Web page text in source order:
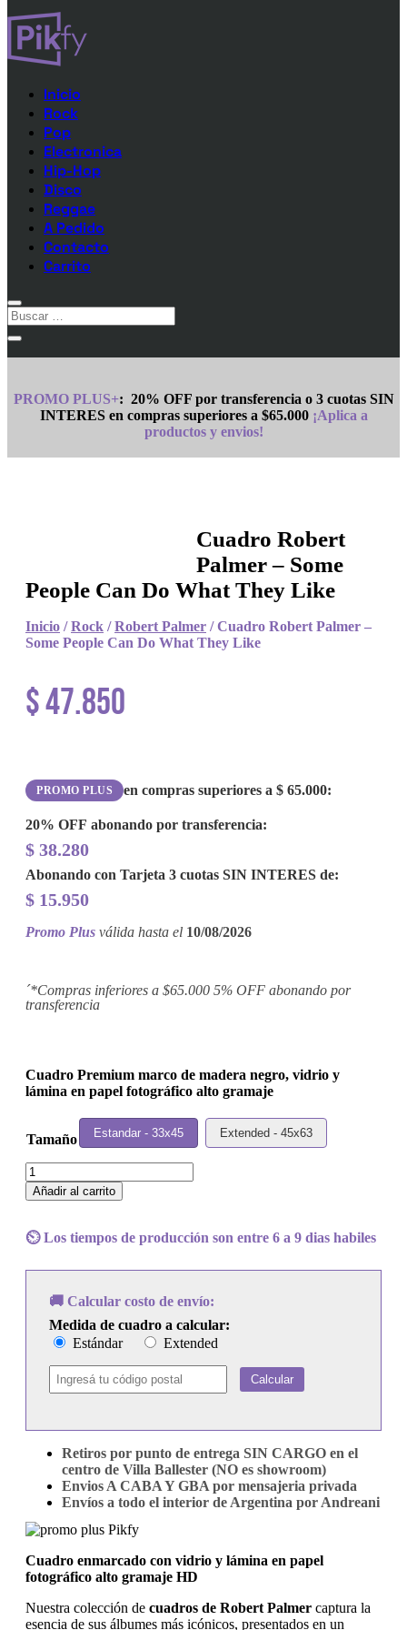
Inicio
Rock
Pop
Electronica
Hip-Hop
Disco
Reggae
A Pedido
Contacto
Carrito
PROMO PLUS+: 20% OFF por transferencia o 3 cuotas SIN
INTERES en compras superiores a $65.000¡Aplica a
productos y envios!
Cuadro Robert
Palmer – Some
People Can Do What They Like
Inicio /Rock /Robert Palmer / Cuadro Robert Palmer –
Some People Can Do What They Like
$47.850
PROMO PLUS en compras superiores a $ 65.000:
20% OFF abonando por transferencia:
$ 38.280
Abonando con Tarjeta 3 cuotas SIN INTERES de:
$ 15.950
Promo Plus válida hasta el 10/08/2026
´*Compras inferiores a $65.000 5% OFF abonando por
transferencia
Cuadro Premium marco de madera negro, vidrio y
lámina en papel fotográfico alto gramaje
Tamaño Estandar - 33x45 Extended - 45x63
Cuadro
Robert
Palmer
Some
Can
What
They
Like
cantidad
Añadir al carrito
⏲️ Los tiempos de producción son entre 6 a 9 dias habiles
🚚 Calcular costo de envío:
Medida de cuadro a calcular:
Estándar
Extended
Calcular
Retiros por punto de entrega SIN CARGO en el
centro de Villa Ballester (NO es showroom)
Envios A CABA Y GBA por mensajeria privada
Envíos a todo el interior de Argentina por Andreani
Cuadro enmarcado con vidrio y lámina en papel
fotográfico alto gramaje HD
Nuestra colección de cuadros de Robert Palmer captura la
esencia de sus álbumes más icónicos, presentados en un